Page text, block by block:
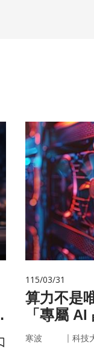
儲存書籤
115/03/31
算力不是
「專屬
率驅動未來
寒波 ｜ 科技